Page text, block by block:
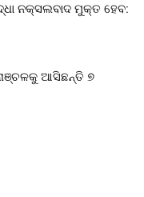
ନକ୍ସଲବାଦ ମୁକ୍ତ ହେବ:
ଆସିଛନ୍ତି ୭